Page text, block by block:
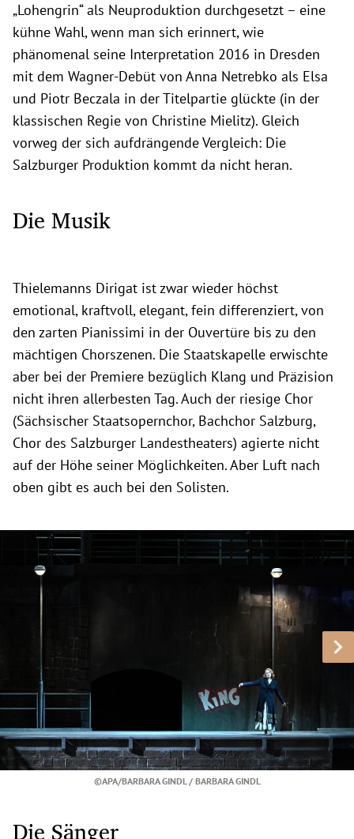
„Lohengrin“ als Neuproduktion durchgesetzt – eine
kühne Wahl, wenn man sich erinnert, wie
phänomenal seine Interpretation 2016 in Dresden
mit dem Wagner-Debüt von Anna Netrebko als Elsa
und Piotr Beczala in der Titelpartie glückte (in der
klassischen Regie von Christine Mielitz). Gleich
vorweg der sich aufdrängende Vergleich: Die
Salzburger Produktion kommt da nicht heran.
Die Musik
Thielemanns Dirigat ist zwar wieder höchst
emotional, kraftvoll, elegant, fein differenziert, von
den zarten Pianissimi in der Ouvertüre bis zu den
mächtigen Chorszenen. Die Staatskapelle erwischte
aber bei der Premiere bezüglich Klang und Präzision
nicht ihren allerbesten Tag. Auch der riesige Chor
(Sächsischer Staatsopernchor, Bachchor Salzburg,
Chor des Salzburger Landestheaters) agierte nicht
auf der Höhe seiner Möglichkeiten. Aber Luft nach
oben gibt es auch bei den Solisten.
©APA/BARBARA GINDL / BARBARA GINDL
Die Sänger